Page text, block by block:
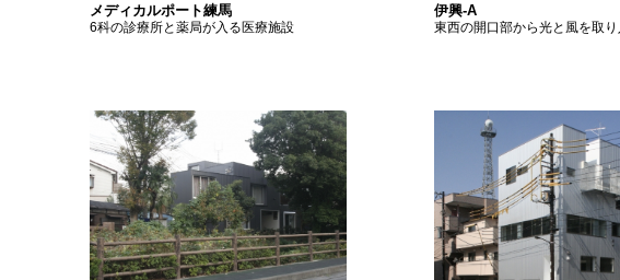
メディカルポート練馬
6科の診療所と薬局が入る医療施設
伊興-A
東西の開口部から光と風を取